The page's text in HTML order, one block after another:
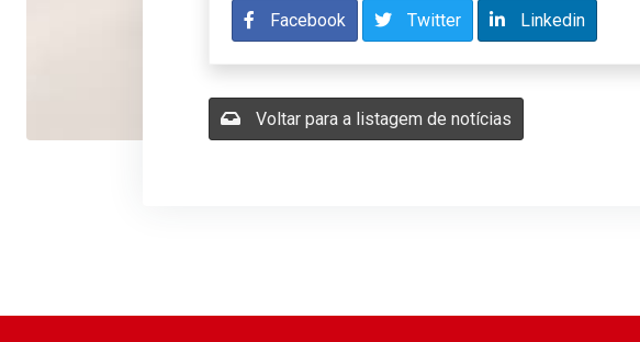
Facebook Twitter Linkedin
Voltar para a listagem de notícias